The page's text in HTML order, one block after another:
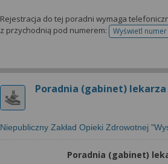
Rejestracja do tej poradni wymaga
z przychodnią pod numerem:
Wyświetl numer
telefonu
Poradnia (gabinet) lekarza
Niepubliczny Zakład Opieki Zdrowotnej
Poradnia (gabinet)